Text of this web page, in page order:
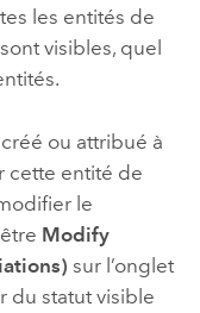
les entités de
visibles, quel
ou attribué à
cette entité de
le
Modify
sur l’onglet
du statut visible